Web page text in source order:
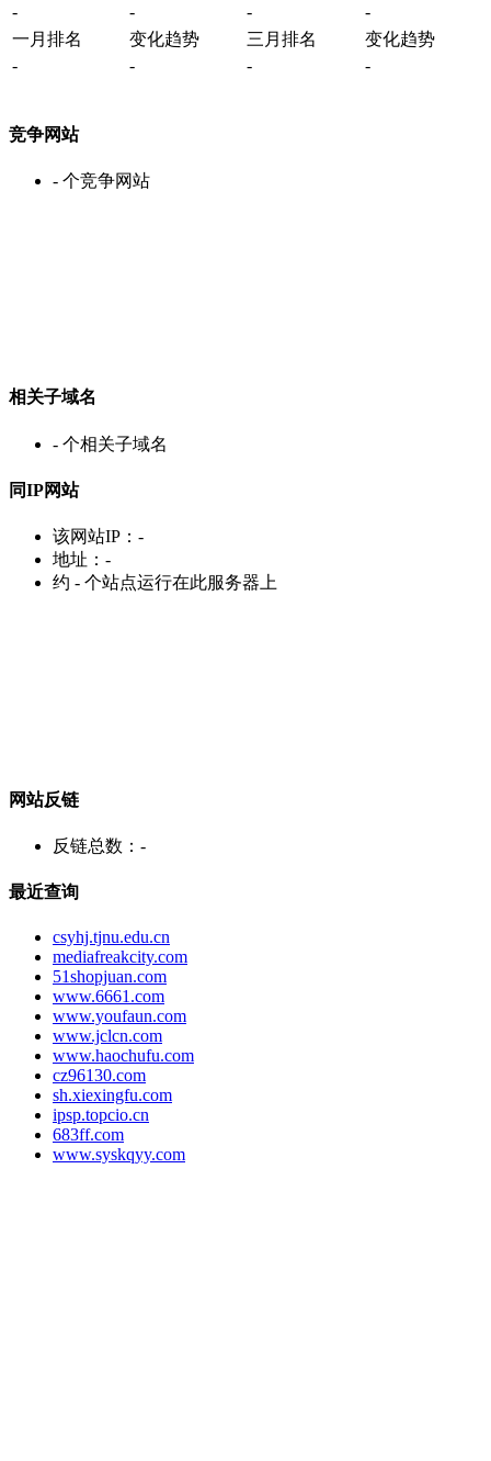
-
- -
-
一月排名
变化趋势 三月排名
变化趋势
-
- - -
竞争网站
- 个竞争网站
相关子域名
- 个相关子域名
同IP网站
该网站IP： -
地址： -
约 - 个站点运行在此服务器上
网站反链
反链总数： -
最近查询
csyhj.tjnu.edu.cn
mediafreakcity.com
51shopjuan.com
www.6661.com
www.youfaun.com
www.jclcn.com
www.haochufu.com
cz96130.com
sh.xiexingfu.com
ipsp.topcio.cn
683ff.com
www.syskqyy.com